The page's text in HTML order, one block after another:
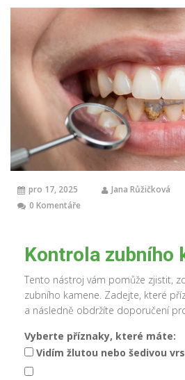
pro 17, 2025 Jana Růžičková
0 Komentáře
Kontrola zubního
Tento nástroj vám pomůže zjistit,
zubního kamene. Zadejte, které
a následně obdržíte doporučení
Vyberte příznaky, které máte:
Vidím žlutou nebo šedivou